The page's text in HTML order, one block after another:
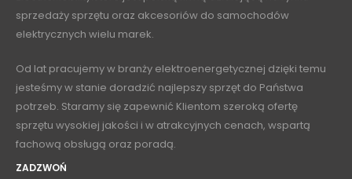
ElectricMobility.store jest polską firmą działającą na rynku
sprzedaży sprzętu oraz akcesoriów do samochodów
Od lat pracujemy w branży elektroenergetycznej dzięki temu
jesteśmy w stanie doradzić najlepszy sprzęt do Państwa
potrzeb. Staramy się zapewnić Klientom szeroką ofertę
sprzętu wysokiej jakości i w atrakcyjnych cenach, wspartą